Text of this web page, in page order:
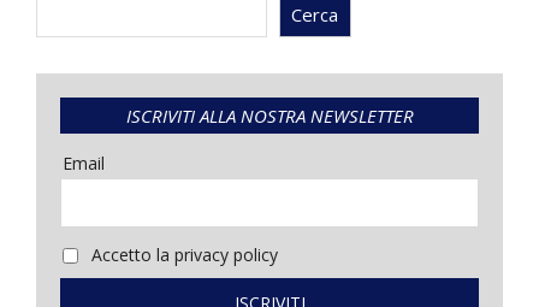
Cerca
ISCRIVITI ALLA NOSTRA NEWSLETTER
Email
Accetto la privacy policy